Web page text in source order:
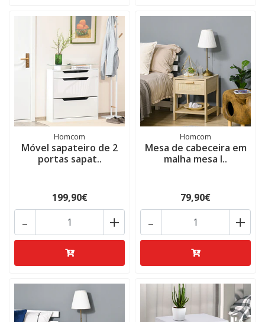
Homcom
Móvel sapateiro de 2
portas sapat..
199,90€
+
-
Homcom
Mesa de cabeceira em
malha mesa l..
79,90€
+
-